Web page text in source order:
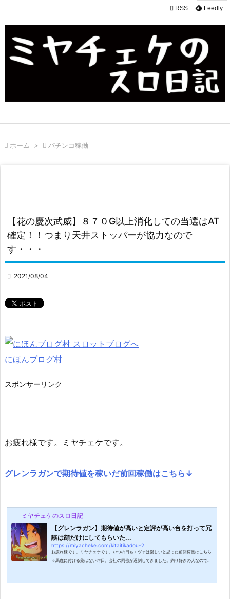
 RSS Feedly
 ホーム >  パチンコ稼働
【花の慶次武威】８７０G以上消化しての当選はAT
確定！！つまり天井ストッパーが協力なので
す・・・
 2021/08/04
にほんブログ村
スポンサーリンク
お疲れ様です。ミヤチェケです。
グレンラガンで期待値を稼いだ前回稼働はこちら↓
ミヤチェケのスロ日記
【グレンラガン】期待値が高いと定評が高い台を打って冗
談は顔だけにしてもらいた...
https://miyacheke.com/kitaitikadou-2
お疲れ様です。ミヤチェケです。いつの日もエヴァは楽しいと思った前回稼働はこちら
↓馬鹿に付ける薬はない昨日、会社の同僚が遅刻してきました。釣り好きの人なので釣